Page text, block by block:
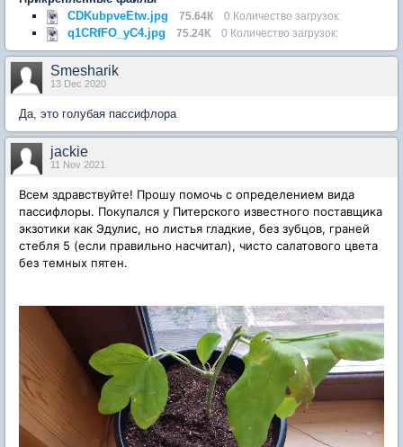
CDKubpveEtw.jpg
75.64К 0 Количество загрузок:
q1CRfFO_yC4.jpg 75.24К 0 Количество загрузок:
Smesharik
13 Dec 2020
Да, это голубая пассифлора
jackie
11 Nov 2021
Всем здравствуйте! Прошу помочь с определением вида
пассифлоры. Покупался у Питерского известного поставщика
экзотики как Эдулис, но листья гладкие, без зубцов, граней
стебля 5 (если правильно насчитал), чисто салатового цвета
без темных пятен.